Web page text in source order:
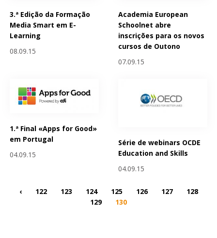
3.ª Edição da Formação
Media Smart em E-
Learning
08.09.15
Academia European
Schoolnet abre
inscrições para os novos
cursos de Outono
07.09.15
1.ª Final «Apps for Good»
em Portugal
04.09.15
Série de webinars OCDE
Education and Skills
04.09.15
‹ 122 123 124 125 126 127
128
129
130